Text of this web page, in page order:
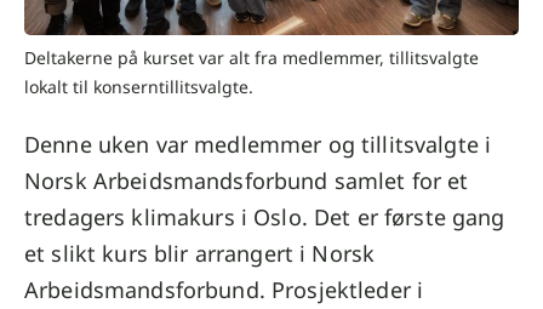
Deltakerne på kurset var alt fra medlemmer, tillitsvalgte
lokalt til konserntillitsvalgte.
Denne uken var medlemmer og tillitsvalgte i
Norsk Arbeidsmandsforbund samlet for et
tredagers klimakurs i Oslo. Det er første gang
et slikt kurs blir arrangert i Norsk
Arbeidsmandsforbund. Prosjektleder i